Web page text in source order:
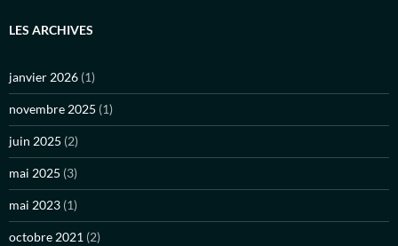
LES ARCHIVES
janvier 2026 (1)
novembre 2025 (1)
juin 2025 (2)
mai 2025 (3)
mai 2023 (1)
octobre 2021 (2)